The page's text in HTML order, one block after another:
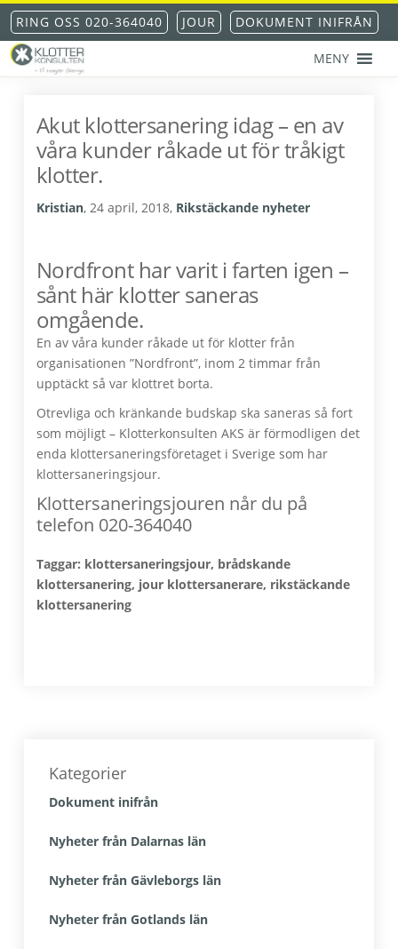
Hoppa
till
huvudnavigering
Hoppa
till
huvudinnehåll
Hoppa
till
det
primära
Hoppa
till
sidfot
RING OSS 020-364040 JOUR DOKUMENT INIFRÅN
klotterskydd
klotterförsäkring
MENY
Akut klottersanering idag – en av
våra kunder råkade ut för tråkigt
klotter.
Kristian, 24 april, 2018, Rikstäckande nyheter
Nordfront har varit i farten igen –
sånt här klotter saneras
omgående.
En av våra kunder råkade ut för klotter från
organisationen ”Nordfront”, inom 2 timmar från
upptäckt så var klottret borta.
Otrevliga och kränkande budskap ska saneras så fort
som möjligt – Klotterkonsulten AKS är förmodligen det
enda klottersaneringsföretaget i Sverige som har
klottersaneringsjour.
Klottersaneringsjouren når du på
telefon 020-364040
Taggar: klottersaneringsjour, brådskande
klottersanering, jour klottersanerare, rikstäckande
klottersanering
sidofält
Kategorier
Dokument inifrån
Nyheter från Dalarnas län
Nyheter från Gävleborgs län
Nyheter från Gotlands län